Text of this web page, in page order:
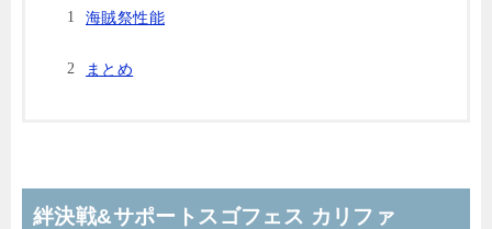
海賊祭性能
まとめ
絆決戦&サポートスゴフェス カリファ